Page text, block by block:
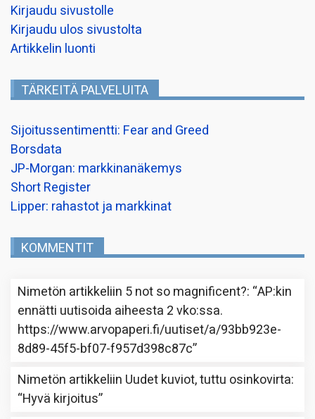
Kirjaudu sivustolle
Kirjaudu ulos sivustolta
Artikkelin luonti
TÄRKEITÄ PALVELUITA
Sijoitussentimentti: Fear and Greed
Borsdata
JP-Morgan: markkinanäkemys
Short Register
Lipper: rahastot ja markkinat
KOMMENTIT
Nimetön artikkeliin 5 not so magnificent?: “AP:kin
ennätti uutisoida aiheesta 2 vko:ssa.
https://www.arvopaperi.fi/uutiset/a/93bb923e-
8d89-45f5-bf07-f957d398c87c”
Nimetön artikkeliin Uudet kuviot, tuttu osinkovirta:
“Hyvä kirjoitus”